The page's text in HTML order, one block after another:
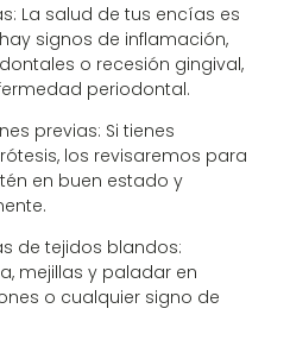
La salud de tus encías es
signos de inflamación,
o recesión gingival,
periodontal.
previas: Si tienes
los revisaremos para
en buen estado y
de tejidos blandos:
mejillas y paladar en
o cualquier signo de